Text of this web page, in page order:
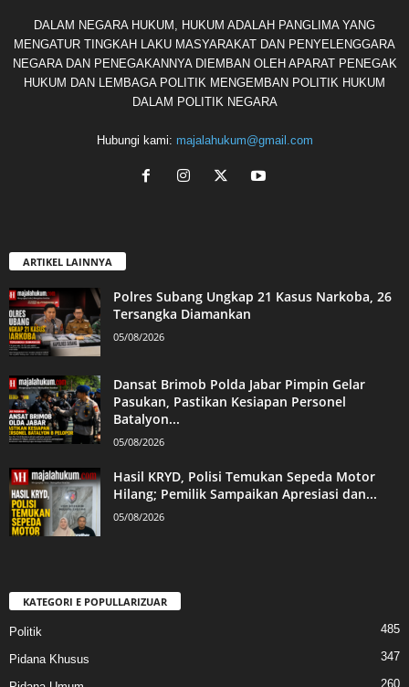
DALAM NEGARA HUKUM, HUKUM ADALAH PANGLIMA YANG
MENGATUR TINGKAH LAKU MASYARAKAT DAN PENYELENGGARA
NEGARA DAN PENEGAKANNYA DIEMBAN OLEH APARAT PENEGAK
HUKUM DAN LEMBAGA POLITIK MENGEMBAN POLITIK HUKUM
DALAM POLITIK NEGARA
Hubungi kami: majalahukum@gmail.com
ARTIKEL LAINNYA
Polres Subang Ungkap 21 Kasus Narkoba, 26
Tersangka Diamankan
05/08/2026
Dansat Brimob Polda Jabar Pimpin Gelar
Pasukan, Pastikan Kesiapan Personel
Batalyon...
05/08/2026
Hasil KRYD, Polisi Temukan Sepeda Motor
Hilang; Pemilik Sampaikan Apresiasi dan...
05/08/2026
KATEGORI E POPULLARIZUAR
Politik 485
Pidana Khusus 347
260